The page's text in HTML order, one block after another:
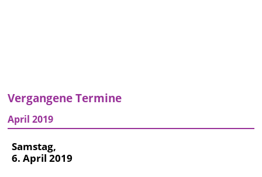
Vergangene Termine
April 2019
Samstag,
6. April 2019